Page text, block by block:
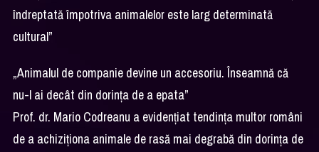
îndreptată împotriva animalelor este larg determinată
cultural”
„Animalul de companie devine un accesoriu. Înseamnă că
nu-l ai decât din dorința de a epata”
Prof. dr. Mario Codreanu a evidențiat tendința multor români
de a achiziționa animale de rasă mai degrabă din dorința de